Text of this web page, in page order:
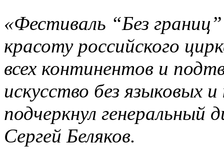
«Фестиваль “Без
красоту российского
всех континентов и
искусство без языковых
подчеркнул
Сергей Беляков.